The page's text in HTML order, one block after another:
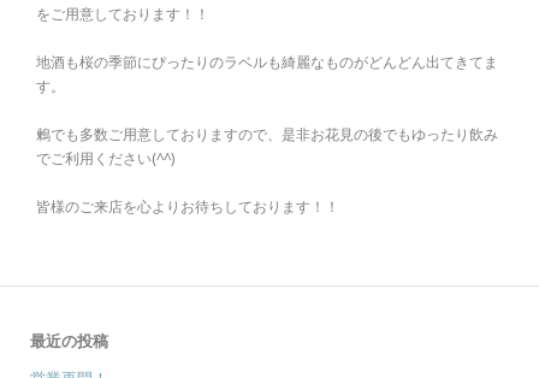
をご用意しております！！
地酒も桜の季節にぴったりのラベルも綺麗なものがどんどん出てきてま
す。
鶫でも多数ご用意しておりますので、是非お花見の後でもゆったり飲み
でご利用ください(^^)
皆様のご来店を心よりお待ちしております！！
最近の投稿